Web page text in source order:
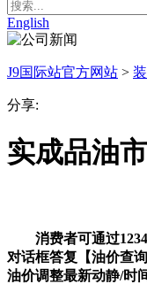
English
J9国际站官方网站 >
分享:
实成品油
消费者可通过
对话框答复【油价查
油价调整最新动静/时